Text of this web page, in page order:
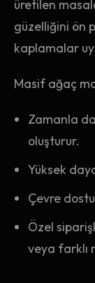
üretilen
güzelliğini ön
kaplamalar
Masif ağaç
Zamanla
oluşturur.
Yüksek
Çevre
Özel
veya farklı